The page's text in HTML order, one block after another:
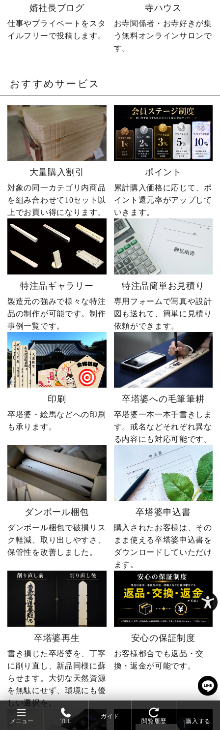
卒塔婆 #卒塔婆屋さん #日
の出町 婿社長
婿社長ブログ
仕事やプライベートをスタ
イルフリーで投稿します。
寺ハウス
お寺関係者・お寺好きが集
う無料オンラインサロンで
す。
おすすめサービス
大量購入割引
対象の同一カテゴリ内商品
を組み合わせて10セット以
上でお買い得になります。
ポイント
累計購入価格に応じて、ポ
イント還元率がアップして
いきます。
特注品ギャラリー
製造元の強みで様々な特注
品の制作が可能です。制作
事例一覧です。
特注品簡単お見積り
専用フォームで写真や設計
図も送れて、簡単に見積り
依頼ができます。
印刷
卒塔婆・絵馬などへの印刷
も承ります。
卒塔婆への毛筆筆耕
卒塔婆一本一本手書きしま
す。戒名などそれぞれ異な
る内容にも対応可能です。
ダンボール梱包
ダンボール梱包で破損リス
ク軽減、取り出しやすさ、
保管性を改善しました。
卒塔婆申込書
購入されたお客様は、その
まま使える卒塔婆申込書を
ダウンロードしていただけ
ます。
卒塔婆再生
書き損じた卒塔婆を、丁寧
に削り直し、新品同様に蘇
らせます。大切な天然資源
を無駄にせず、環境にも優
しい選択を。
安心の保証制度
お客様都合でも返品・交
換・返金が可能です。
メニュー TEL
ガイド
閲覧履歴 購入する